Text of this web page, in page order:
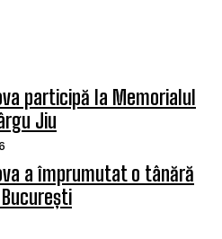
participă la Memorialul
Jiu
a împrumutat o tânără